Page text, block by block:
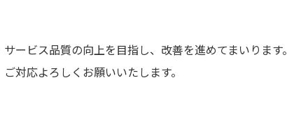
ービス品質の向上を目指し、改善を進めてまいります。
対応よろしくお願いいたします。